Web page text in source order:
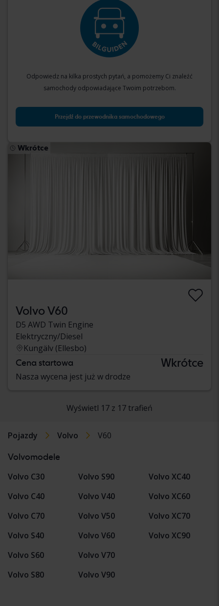
Odpowiedz na kilka prostych pytań, a pomożemy Ci znaleźć
samochody odpowiadające Twoim potrzebom.
Przejdź do przewodnika samochodowego
Wkrótce
Volvo V60
D5 AWD Twin Engine
Elektryczny/Diesel
Kungälv (Ellesbo)
Cena startowa Wkrótce
Nasza wycena jest już w drodze
Wyświetl 17 z 17 trafień
Pojazdy Volvo V60
Volvomodele
Volvo C30
Volvo C40
Volvo C70
Volvo S40
Volvo S60
Volvo S80
Volvo S90
Volvo V40
Volvo V50
Volvo V60
Volvo V70
Volvo V90
Volvo XC40
Volvo XC60
Volvo XC70
Volvo XC90